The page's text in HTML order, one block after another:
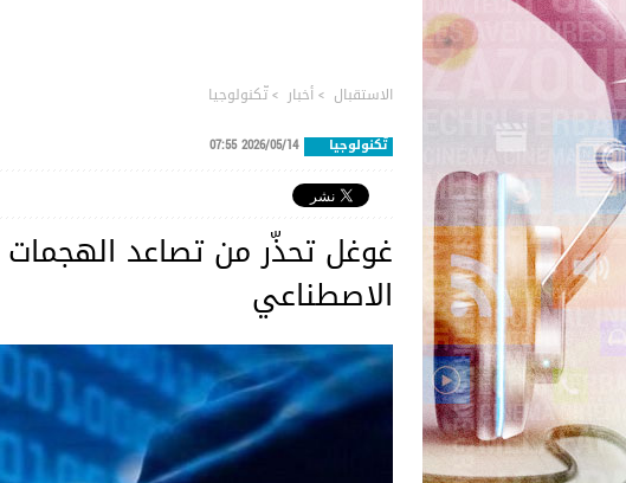
الاستقبال >أخبار >تّكنولوجيا
تّكنولوجيا 2026/05/14 07:55
غوغل تحذّر من تصاعد الهجمات
الاصطناعي